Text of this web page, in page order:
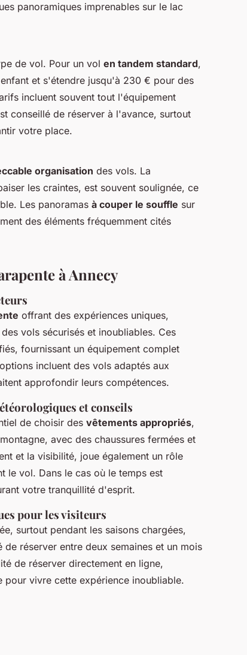
panoramiques imprenables sur le lac
de vol. Pour un vol en tandem standard,
et s'étendre jusqu'à 230 € pour des
incluent souvent tout l'équipement
conseillé de réserver à l'avance, surtout
votre place.
organisation des vols. La
les craintes, est souvent soulignée, ce
Les panoramas à couper le souffle sur
des éléments fréquemment cités
à Annecy
offrant des expériences uniques,
vols sécurisés et inoubliables. Ces
fournissant un équipement complet
incluent des vols adaptés aux
approfondir leurs compétences.
et conseils
de choisir des vêtements appropriés,
avec des chaussures fermées et
et la visibilité, joue également un rôle
le vol. Dans le cas où le temps est
votre tranquillité d'esprit.
pour les visiteurs
surtout pendant les saisons chargées,
réserver entre deux semaines et un mois
de réserver directement en ligne,
pour vivre cette expérience inoubliable.